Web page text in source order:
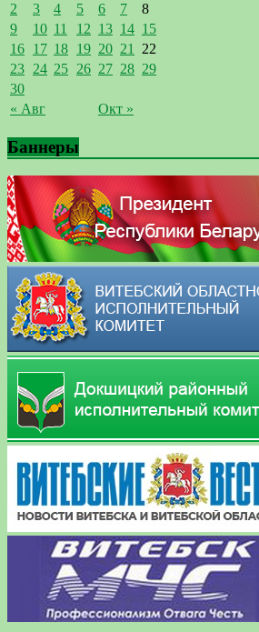
« Авг Окт »
2
3 4 5 6 7
8
9
10 11 12 13 14 15
16 17 18 19 20 21
22
23 24 25 26 27 28 29
30
Баннеры